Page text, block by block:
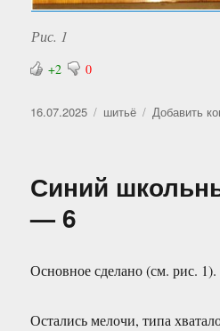
Рис. 1
+2 0
Опубликовано
16.07.2025 Рубрики
шитьё Добавить
Синий
— 6
Основное сделано (см. рис. 1).
Остались мелочи, типа